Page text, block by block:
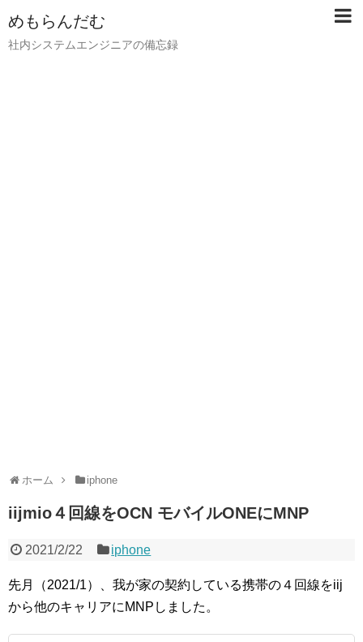
めもらんだむ
社内システムエンジニアの備忘録
ホーム iphone
iijmio４回線をOCN モバイルONEにMNP
2021/2/22 iphone
先月（2021/1）、我が家の契約している携帯の４回線をiij
から他のキャリアにMNPしました。